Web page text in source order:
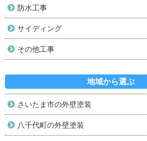
防水工事
サイディング
その他工事
地域から選ぶ
さいたま市の外壁塗装
八千代町の外壁塗装